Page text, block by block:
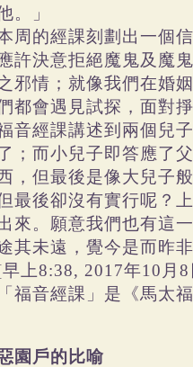
。」
周的經課刻劃出一個
許決意拒絕魔鬼及魔
邪情；就像我們在婚
都會遇見試探，面對
音經課講述到兩個兒
；而小兒子即答應了
，但最後是像大兒子
最後卻沒有實行呢？
來。願意我們也有這
其未遠，覺今是而昨
上8:38, 2017年10月
「福音經課」是《馬太
園戶的比喻